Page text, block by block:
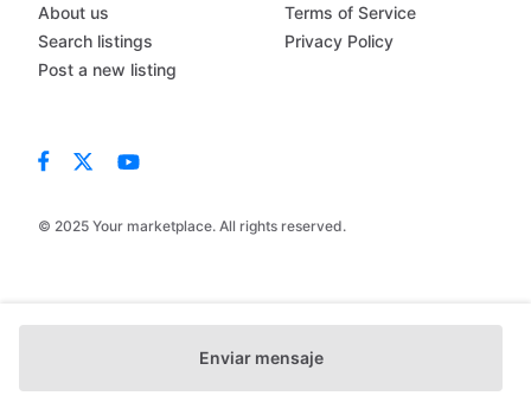
Enviar mensaje
© 2025 Your marketplace. All rights reserved.
About us
Search listings
Post a new listing
Terms of Service
Privacy Policy